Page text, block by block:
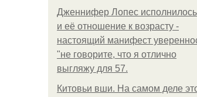
Дженнифер Лопес
и её отношение к возрасту -
настоящий манифест
"не говорите, что я отлично
выгляжу для 57.
Китовьи вши. На самом деле